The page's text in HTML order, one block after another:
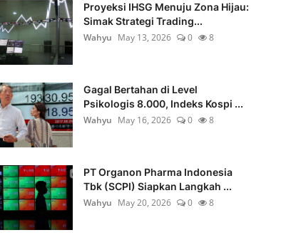
Proyeksi IHSG Menuju Zona Hijau:
Simak Strategi Trading...
Wahyu May 13, 2026 0 8
Gagal Bertahan di Level
Psikologis 8.000, Indeks Kospi ...
Wahyu May 16, 2026 0 8
PT Organon Pharma Indonesia
Tbk (SCPI) Siapkan Langkah ...
Wahyu May 20, 2026 0 8